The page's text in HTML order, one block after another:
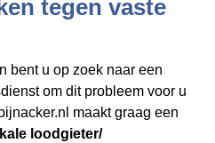
tegen vaste
bent u op zoek naar een
om dit probleem voor u
maakt graag een
loodgieter/